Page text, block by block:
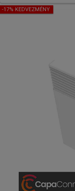
-17% KEDVEZMÉNY